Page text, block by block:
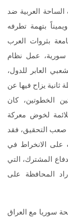
العربية ضد
بتهمة تطرفه
بثروات العرب
سورية، عمل نظام
العابر للدول،
يزاح فيها عن
الخطوتين، كان
لخوض معركة
صعب التحقيق، فقد
على الانخراط في
المشترك، التي
المحافظة على
سوريا مع العراق